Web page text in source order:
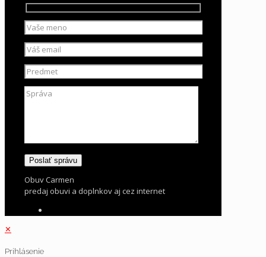
Obuv Carmen
predaj obuvi a doplnkov aj cez internet
✕
Prihlásenie